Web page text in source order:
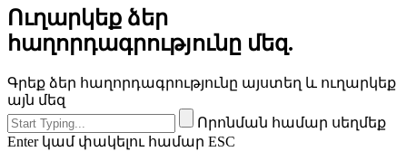
Ուղարկեք ձեր
հաղորդագրությունը մեզ.
Գրեք ձեր հաղորդագրությունը այստեղ և ուղարկեք
այն մեզ
Որոնման համար սեղմեք
Enter կամ փակելու համար ESC